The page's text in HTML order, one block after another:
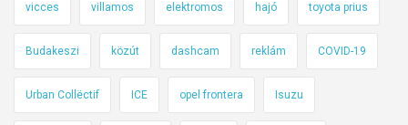
h
t
i
vicces villamos elektromos hajó toyota prius
Budakeszi közút dashcam reklám COVID-19
Urban Collëctif ICE opel frontera Isuzu